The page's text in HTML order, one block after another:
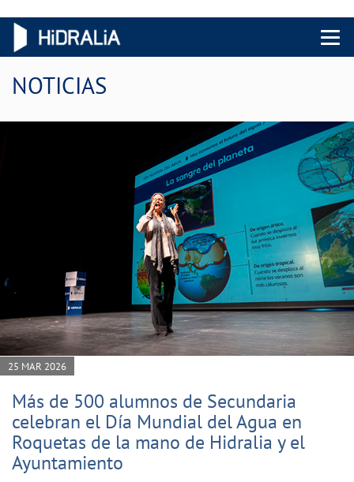
Menu
NOTICIAS
25 MAR 2026
Más de 500 alumnos de Secundaria
celebran el Día Mundial del Agua en
Roquetas de la mano de Hidralia y el
Ayuntamiento